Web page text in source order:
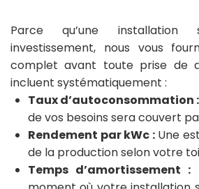
Parce qu’une
investissement, nous vous
complet avant toute prise de
incluent systématiquement :
Taux d’autoconsommation :
de vos besoins sera couvert
Rendement par kWc :Une
de la production selon votre
Temps d’amortissement :